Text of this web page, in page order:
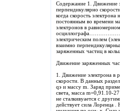
Содержание 1. Движение
перпендикулярно
когда скорость
постоянным во
электронов в
электрическим полем
взаимно
заряженных частиц в
Движение заряженных
1. Движение электрона в
скорости. В данных
qэ и массу m. Заряд
света, масса m=0,91.10-
не сталкивуается с
действует сила Лоренца .